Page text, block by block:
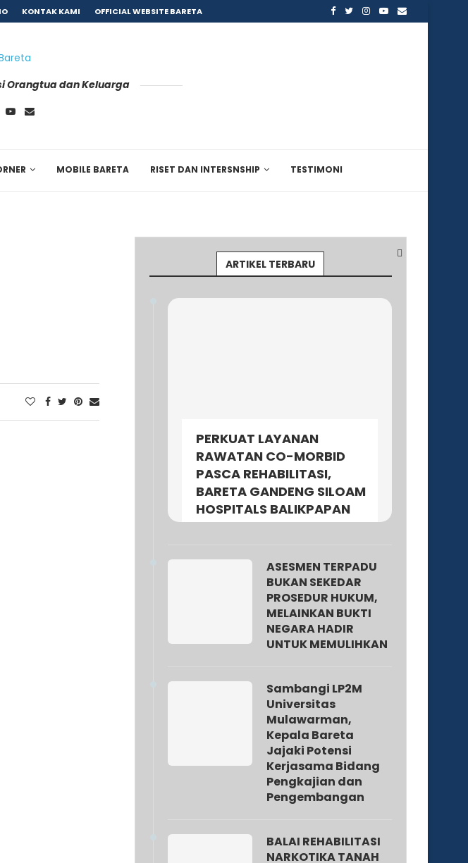
BARETA GANDENG...
KONTAK KAMI OFFICIAL WEBSITE BARETA
Orangtua dan Keluarga
MOBILE BARETA RISET DAN INTERSNSHIP TESTIMONI
ARTIKEL TERBARU
PERKUAT LAYANAN
RAWATAN CO-MORBID
PASCA REHABILITASI,
BARETA GANDENG SILOAM
HOSPITALS BALIKPAPAN
ASESMEN TERPADU
BUKAN SEKEDAR
PROSEDUR HUKUM,
MELAINKAN BUKTI
NEGARA HADIR
UNTUK MEMULIHKAN
Sambangi LP2M
Universitas
Mulawarman,
Kepala Bareta
Jajaki Potensi
Kerjasama Bidang
Pengkajian dan
Pengembangan
BALAI REHABILITASI
NARKOTIKA TANAH